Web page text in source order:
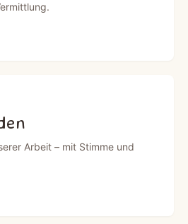
Arbeit – mit Stimme und